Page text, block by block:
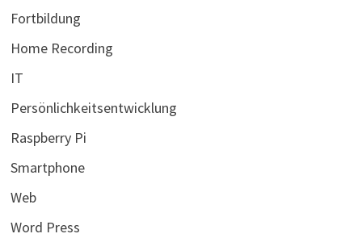
Fortbildung
Home Recording
IT
Persönlichkeitsentwicklung
Raspberry Pi
Smartphone
Web
Word Press